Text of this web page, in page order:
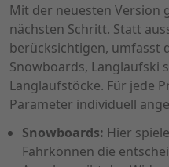
Mit der neuesten Version
nächsten Schritt. Statt
berücksichtigen, umfasst
Snowboards, Langlaufski
Langlaufstöcke. Für jede
Parameter individuell
Snowboards: Hier
Fahrkönnen die